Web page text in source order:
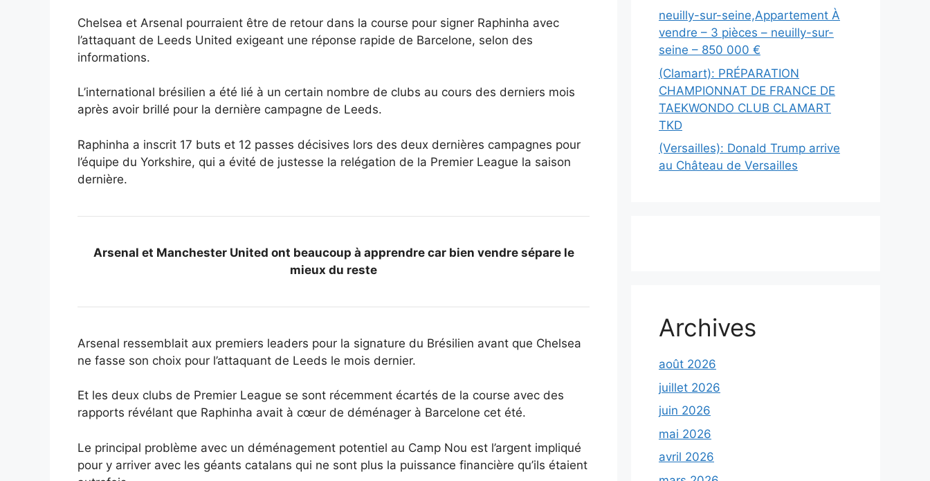
Chelsea et Arsenal pourraient être de retour dans la course pour signer Raphinha avec
l’attaquant de Leeds United exigeant une réponse rapide de Barcelone, selon des
informations.
L’international brésilien a été lié à un certain nombre de clubs au cours des derniers mois
après avoir brillé pour la dernière campagne de Leeds.
Raphinha a inscrit 17 buts et 12 passes décisives lors des deux dernières campagnes pour
l’équipe du Yorkshire, qui a évité de justesse la relégation de la Premier League la saison
dernière.
Arsenal et Manchester United ont beaucoup à apprendre car bien vendre sépare le
mieux du reste
Arsenal ressemblait aux premiers leaders pour la signature du Brésilien avant que Chelsea
ne fasse son choix pour l’attaquant de Leeds le mois dernier.
Et les deux clubs de Premier League se sont récemment écartés de la course avec des
rapports révélant que Raphinha avait à cœur de déménager à Barcelone cet été.
Le principal problème avec un déménagement potentiel au Camp Nou est l’argent impliqué
pour y arriver avec les géants catalans qui ne sont plus la puissance financière qu’ils étaient
neuilly-sur-seine,Appartement À
vendre – 3 pièces – neuilly-sur-
seine – 850 000 €
(Clamart): PRÉPARATION
CHAMPIONNAT DE FRANCE DE
TAEKWONDO CLUB CLAMART
TKD
(Versailles): Donald Trump arrive
au Château de Versailles
Archives
août 2026
juillet 2026
juin 2026
mai 2026
avril 2026